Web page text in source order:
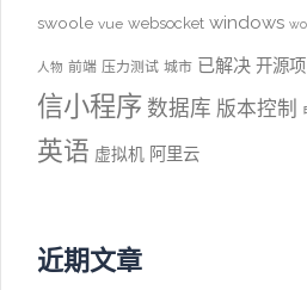
swoole vue websocket windows
人物 前端 压力测试 城市 已解决 开源项
信小程序 数据库 版本控制
英语 虚拟机 阿里云
近期文章